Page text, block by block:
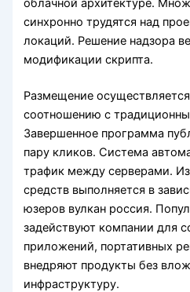
облачной архитектуре.
синхронно трудятся над
локаций. Решение надзора
модификации скрипта.
Размещение
соотношению с
Завершенное программа
пару кликов. Система
трафик между серверами.
средств выполняется в
юзеров вулкан россия.
задействуют компании для
приложений, портативных
внедряют продукты без
инфраструктуру.